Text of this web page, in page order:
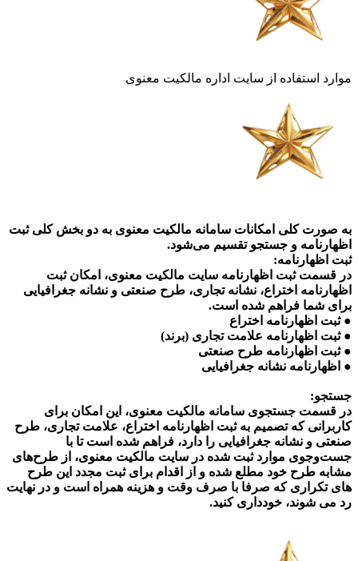
موارد استفاده از سایت اداره مالکیت معنوی
به صورت کلی امکانات سامانه مالکیت معنوی به دو بخش کلی ثبت
اظهارنامه و جستجو تقسیم می‌شود.
ثبت اظهارنامه:
در قسمت ثبت اظهارنامه سایت مالکیت معنوی، امکان ثبت
اظهارنامه اختراع، نشانه تجاری، طرح صنعتی و نشانه جغرافیایی
برای شما فراهم شده است.
● ثبت اظهارنامه اختراع
● ثبت اظهارنامه علامت تجاری (برند)
● ثبت اظهارنامه طرح صنعتی
● اظهارنامه نشانه جغرافیایی
جستجو:
در قسمت جستجوی سامانه مالکیت معنوی، این امکان برای
کاربرانی که تصمیم به ثبت اظهارنامه اختراع، علامت تجاری، طرح
صنعتی و نشانه جغرافیایی را دارد، فراهم شده است تا با
جست‌‌وجوی موارد ثبت شده در سایت مالکیت معنوی، از طرح‌های
مشابه طرح خود مطلع شده و از اقدام برای ثبت مجدد این طرح
های تکراری که صرفا با صرف وقت و هزینه همراه است و در نهایت
رد می شوند، خودداری کنید.